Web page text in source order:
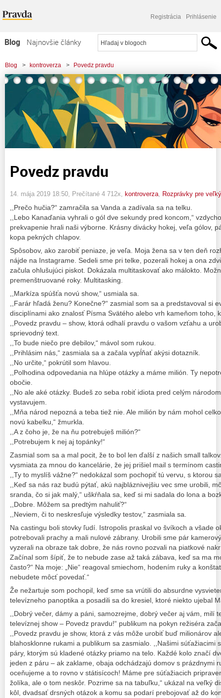
Registrácia Prihlásenie
Blog
Najnovšie články
Najčítanejšie články
Najkomentovanejšie články
Zoznam blogov
Komerčné blogy
Blog > kontroverza > Povedz pravdu
Povedz pravdu
14. mája 2019 18:50 , Prečítané 4 712x, kontroverza Rozprávky pre
,,Prečo hučia?“ zamračila sa Vanda a zadívala sa na telku.
,,Lebo Kanaďania vyhrali o gól dve sekundy pred koncom,“
prekvapenie hrali naši výborne. Krásny divácky hokej, veľa gólov,
kopa pekných chlapov.
Spôsobov, ako zarobiť peniaze, je veľa. Moja žena sa v ten deň
nájde na Instagrame. Sedeli sme pri telke, pozerali hokej a ona
začula ohlušujúci piskot. Dokázala multitaskovať ako málokto.
premenštruované roky. Multitasking.
,,Markíza spúšťa novú show,“ usmiala sa.
,,Farár hľadá ženu? Konečne?“ zasmial som sa a predstavoval si
disciplínami ako znalosť Písma Svätého alebo vrh kameňom toho,
,,Povedz pravdu – show, ktorá odhalí pravdu o vašom vzťahu a
sprievodný text.
,,To bude niečo pre debilov,“ mávol som rukou.
,,Prihlásim nás,“ zasmiala sa a začala vypĺňať akýsi dotazník.
,,No určite,“ pokrútil som hlavou.
,,Polhodina odpovedania na hlúpe otázky a máme milión. Ty
obočie.
,,No ale aké otázky. Budeš zo seba robiť idiota pred celým
vystavujem.
,,Mňa národ nepozná a teba tiež nie. Ale milión by nám mohol
novú kabelku,“ žmurkla.
,,A z čoho je, že na ňu potrebuješ milión?“
,,Potrebujem k nej aj topánky!“
Zasmial som sa a mal pocit, že to bol len ďalší z našich small
vysmiata za mnou do kancelárie, že jej prišiel mail s termínom
,,Ty to myslíš vážne?“ nedokázal som pochopiť tú vervu, s ktorou
,,Keď sa nás raz budú pýtať, akú najbláznivejšiu vec sme urobili,
sranda, čo si jak malý,“ uškŕňala sa, keď si mi sadala do lona a
,,Dobre. Môžem sa predtým nahuliť?“
,,Neviem, či to neskresľuje výsledky testov,“ zasmiala sa.
Na castingu boli stovky ľudí. Istropolis praskal vo švíkoch a všade
potrebovali prachy a mali nulové zábrany. Urobili sme pár
vyzerali na obraze tak dobre, že nás rovno pozvali na piatkové
Začínal som šípiť, že to nebude zase až taká zábava, keď sa ma
často?“ Na moje: „Nie“ reagoval smiechom, hodením ruky a
nebudete môcť povedať.“
Že nežartuje som pochopil, keď sme sa vrútili do absurdne
televízneho panoptika a posadili sa do kresiel, ktoré niekto ujebal
,,Dobrý večer, dámy a páni, samozrejme, dobrý večer aj vám, milí
televíznej show – Povedz pravdu!“ publikum na pokyn režiséra
,,Povedz pravdu je show, ktorá z vás môže urobiť buď milionárov
blahosklonne rukami a publikum sa zasmialo. ,,Našimi súťažiacimi
páry, ktorým sú kladené otázky priamo na telo. Každé kolo značí
jeden z páru – ak zaklame, obaja odchádzajú domov s prázdnymi
oceňujeme a to rovno v státisícoch! Máme pre súťažiacich
žolíka, ale o tom neskôr. Pozrime sa na tabuľku,“ ukázal na veľký
kôl, dvadsať drsných otázok a komu sa podarí prebojovať až do